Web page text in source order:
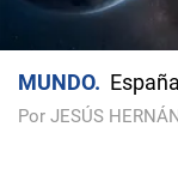
MUNDO
Por JESÚS